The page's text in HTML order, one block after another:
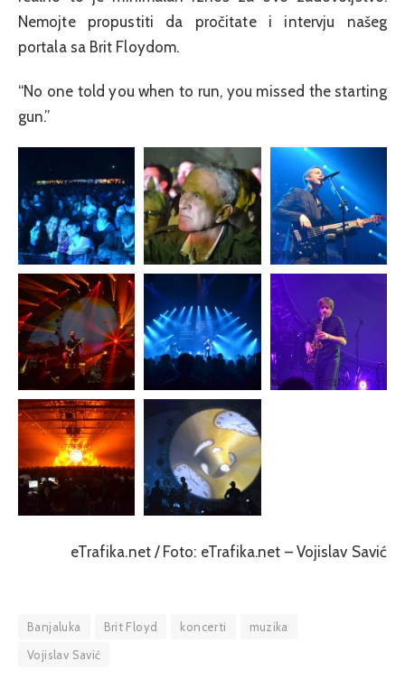
Nemojte propustiti da pročitate i intervju našeg
portala sa Brit Floydom.
“No one told you when to run, you missed the starting
gun.”
eTrafika.net / Foto: eTrafika.net – Vojislav Savić
Banjaluka Brit Floyd koncerti
muzika
Vojislav Savić